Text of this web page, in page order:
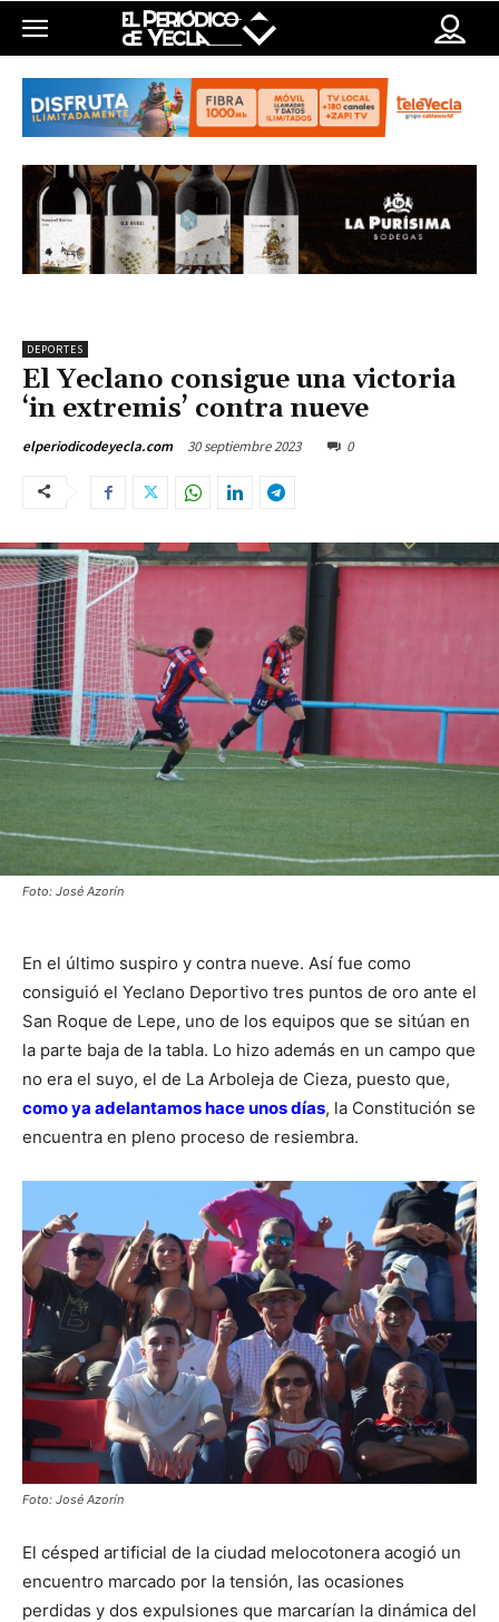
DEPORTES
El Yeclano consigue una victoria
‘in extremis’ contra nueve
elperiodicodeyecla.com 30 septiembre 2023 0
Foto: José Azorín
En el último suspiro y contra nueve. Así fue como
consiguió el Yeclano Deportivo tres puntos de oro ante el
San Roque de Lepe, uno de los equipos que se sitúan en
la parte baja de la tabla. Lo hizo además en un campo que
no era el suyo, el de La Arboleja de Cieza, puesto que,
como ya adelantamos hace unos días, la Constitución se
encuentra en pleno proceso de resiembra.
Foto: José Azorín
El césped artificial de la ciudad melocotonera acogió un
encuentro marcado por la tensión, las ocasiones
perdidas y dos expulsiones que marcarían la dinámica del